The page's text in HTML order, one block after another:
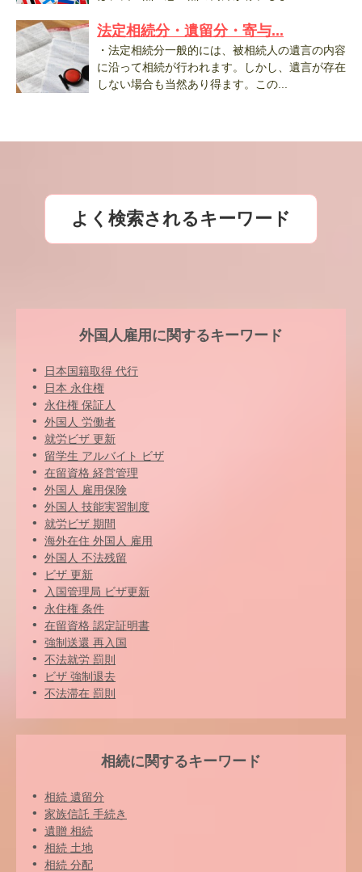
法定相続分・遺留分・寄与...
・法定相続分一般的には、被相続人の遺言の内容
に沿って相続が行われます。しかし、遺言が存在
しない場合も当然あり得ます。この...
よく検索されるキーワード
外国人雇用に関するキーワード
日本国籍取得 代行
日本 永住権
永住権 保証人
外国人 労働者
就労ビザ 更新
留学生 アルバイト ビザ
在留資格 経営管理
外国人 雇用保険
外国人 技能実習制度
就労ビザ 期間
海外在住 外国人 雇用
外国人 不法残留
ビザ 更新
入国管理局 ビザ更新
永住権 条件
在留資格 認定証明書
強制送還 再入国
不法就労 罰則
ビザ 強制退去
不法滞在 罰則
相続に関するキーワード
相続 遺留分
家族信託 手続き
遺贈 相続
相続 土地
相続 分配